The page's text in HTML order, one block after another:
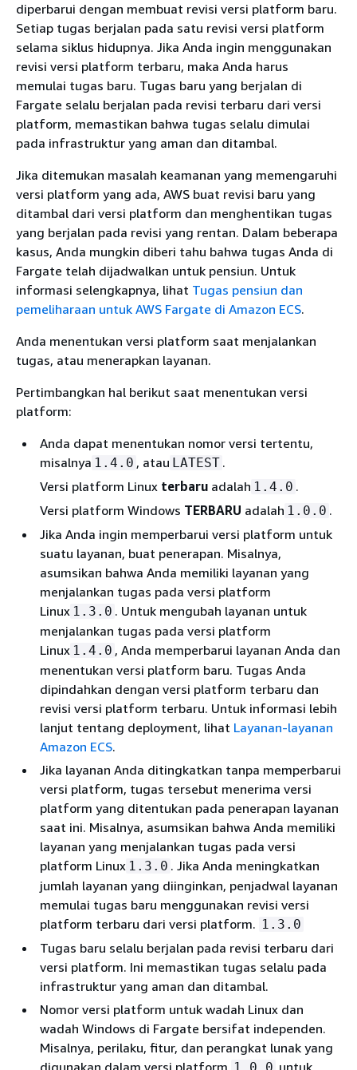
diperbarui dengan membuat revisi versi platform baru.
Setiap tugas berjalan pada satu revisi versi platform
selama siklus hidupnya. Jika Anda ingin menggunakan
revisi versi platform terbaru, maka Anda harus
memulai tugas baru. Tugas baru yang berjalan di
Fargate selalu berjalan pada revisi terbaru dari versi
platform, memastikan bahwa tugas selalu dimulai
pada infrastruktur yang aman dan ditambal.
Jika ditemukan masalah keamanan yang memengaruhi
versi platform yang ada, AWS buat revisi baru yang
ditambal dari versi platform dan menghentikan tugas
yang berjalan pada revisi yang rentan. Dalam beberapa
kasus, Anda mungkin diberi tahu bahwa tugas Anda di
Fargate telah dijadwalkan untuk pensiun. Untuk
informasi selengkapnya, lihat Tugas pensiun dan
pemeliharaan untuk AWS Fargate di Amazon ECS.
Anda menentukan versi platform saat menjalankan
tugas, atau menerapkan layanan.
Pertimbangkan hal berikut saat menentukan versi
platform:
Anda dapat menentukan nomor versi tertentu,
misalnya 1.4.0 , atau LATEST .
Versi platform Linux terbaru adalah 1.4.0 .
Versi platform Windows TERBARU adalah 1.0.0 .
Jika Anda ingin memperbarui versi platform untuk
suatu layanan, buat penerapan. Misalnya,
asumsikan bahwa Anda memiliki layanan yang
menjalankan tugas pada versi platform
Linux 1.3.0 . Untuk mengubah layanan untuk
menjalankan tugas pada versi platform
Linux 1.4.0 , Anda memperbarui layanan Anda dan
menentukan versi platform baru. Tugas Anda
dipindahkan dengan versi platform terbaru dan
revisi versi platform terbaru. Untuk informasi lebih
lanjut tentang deployment, lihat Layanan-layanan
Amazon ECS.
Jika layanan Anda ditingkatkan tanpa memperbarui
versi platform, tugas tersebut menerima versi
platform yang ditentukan pada penerapan layanan
saat ini. Misalnya, asumsikan bahwa Anda memiliki
layanan yang menjalankan tugas pada versi
platform Linux 1.3.0 . Jika Anda meningkatkan
jumlah layanan yang diinginkan, penjadwal layanan
memulai tugas baru menggunakan revisi versi
platform terbaru dari versi platform. 1.3.0
Tugas baru selalu berjalan pada revisi terbaru dari
versi platform. Ini memastikan tugas selalu pada
infrastruktur yang aman dan ditambal.
Nomor versi platform untuk wadah Linux dan
wadah Windows di Fargate bersifat independen.
Misalnya, perilaku, fitur, dan perangkat lunak yang
digunakan dalam versi platform
untuk